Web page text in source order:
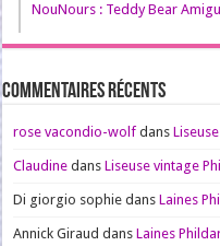
NouNours : Teddy Bear
Commentaires récents
rose vacondio-wolf dans
Claudine dansLiseuse vintage
Di giorgio sophie dansLaines
Annick Giraud dansLaines